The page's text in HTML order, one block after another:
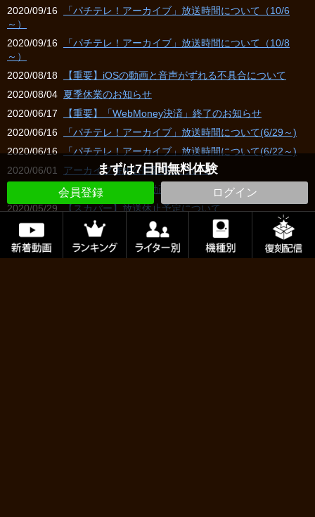
まずは7日間無料体験
会員登録 ログイン
2020/09/16
「パチテレ！アーカイブ」放送時間について（10/6
～）
2020/09/16
「パチテレ！アーカイブ」放送時間について（10/8
～）
2020/08/18
【重要】iOSの動画と音声がずれる不具合について
2020/08/04 夏季休業のお知らせ
2020/06/17
【重要】「WebMoney決済」終了のお知らせ
2020/06/16
「パチテレ！アーカイブ」放送時間について(6/29～)
2020/06/16 「パチテレ！アーカイブ」放送時間について(6/22～)
2020/06/01
アーカイブ番組公開延長について
iOSをお使いの方で動画と音声がずれる事象について
2020/05/29
【スカパー】放送休止予定について
2020/05/07
緊急事態宣言延長による、お問い合わせに関するご案
内
2020/04/28 緊急事態宣言発令による、お問い合わせに関するご案